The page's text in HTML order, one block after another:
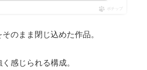
ポチップ
のまま閉じ込めた作品。
感じられる構成。